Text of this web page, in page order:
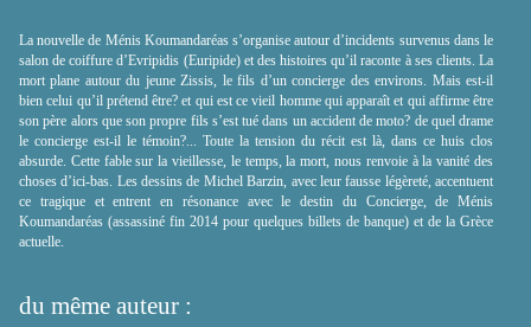
La nouvelle de Ménis Koumandaréas s’organise autour d’incidents survenus dans le
salon de coiffure d’Evripidis (Euripide) et des histoires qu’il raconte à ses clients. La
mort plane autour du jeune Zissis, le fils d’un concierge des environs. Mais est-il
bien celui qu’il prétend être? et qui est ce vieil homme qui apparaît et qui affirme être
son père alors que son propre fils s’est tué dans un accident de moto? de quel drame
le concierge est-il le témoin?... Toute la tension du récit est là, dans ce huis clos
absurde. Cette fable sur la vieillesse, le temps, la mort, nous renvoie à la vanité des
choses d’ici-bas. Les dessins de Michel Barzin, avec leur fausse légèreté, accentuent
ce tragique et entrent en résonance avec le destin du Concierge, de Ménis
Koumandaréas (assassiné fin 2014 pour quelques billets de banque) et de la Grèce
actuelle.
du même auteur :